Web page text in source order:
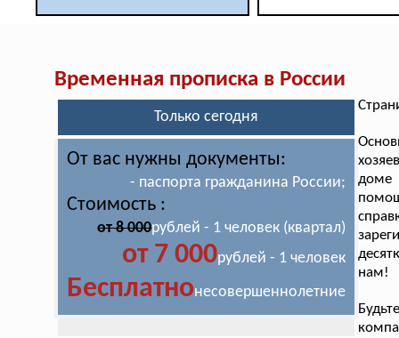
Временная прописка в России
Только сегодня
От вас нужны документы:
- паспорта гражданина России;
Стоимость :
от 8 000рублей - 1 человек (квартал)
от 7 000рублей - 1 человек
Бесплатнонесовершеннолетние
доме
нам!